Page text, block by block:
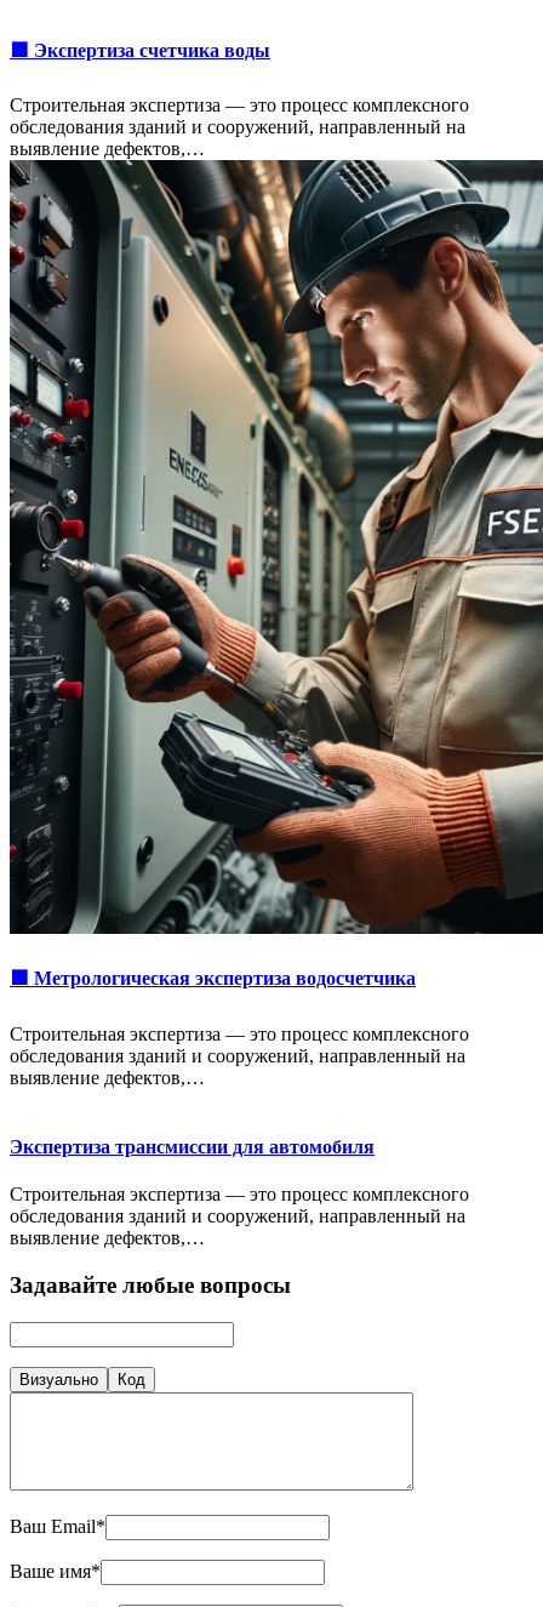
🟩 Экспертиза счетчика воды
Строительная экспертиза — это процесс комплексного
обследования зданий и сооружений, направленный на
выявление дефектов,…
🟩 Метрологическая экспертиза водосчетчика
Строительная экспертиза — это процесс комплексного
обследования зданий и сооружений, направленный на
выявление дефектов,…
Экспертиза трансмиссии для автомобиля
Строительная экспертиза — это процесс комплексного
обследования зданий и сооружений, направленный на
выявление дефектов,…
Задавайте любые вопросы
Визуально Код
Ваш Email*
Ваше имя*